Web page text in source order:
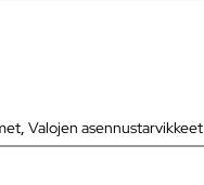
,Valojen asennustarvikkeet